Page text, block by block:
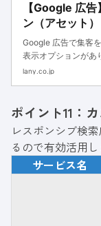
【Google 広
ン（アセット
や文字数規定
Google 広告で集客
表示オプションがあ
ンはリスティング広
示オプションを利用
lany.co.jp
ポイント11：
レスポンシブ検
るので有効活用し
サービス名